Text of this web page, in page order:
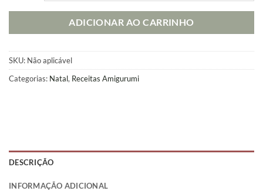
ADICIONAR AO CARRINHO
SKU: Não aplicável
Categorias: Natal, Receitas Amigurumi
DESCRIÇÃO
INFORMAÇÃO ADICIONAL